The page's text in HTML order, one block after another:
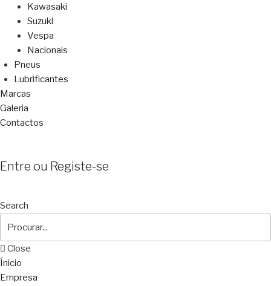
Kawasaki
Suzuki
Vespa
Nacionais
Pneus
Lubrificantes
Marcas
Galeria
Contactos
Entre ou Registe-se
Search
Close
Ínicio
Empresa